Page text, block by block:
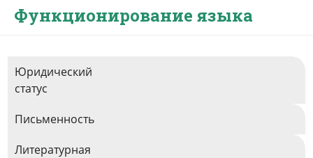
кетским.
Функционирование языка
Юридический
статус
Письменность
Литературная